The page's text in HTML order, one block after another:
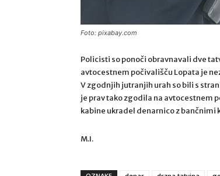
Foto: pixabay.com
Policisti so ponoči obravnavali dve
avtocestnem počivališču Lopata je
V zgodnjih jutranjih urah so bili s
je prav tako zgodila na avtocestnem
kabine ukradel denarnico z
M.I.